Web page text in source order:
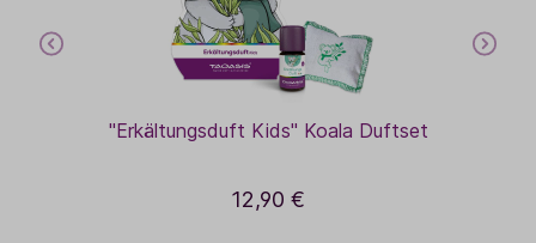
"Erkältungsduft Kids" Koala Duftset
12,90 €